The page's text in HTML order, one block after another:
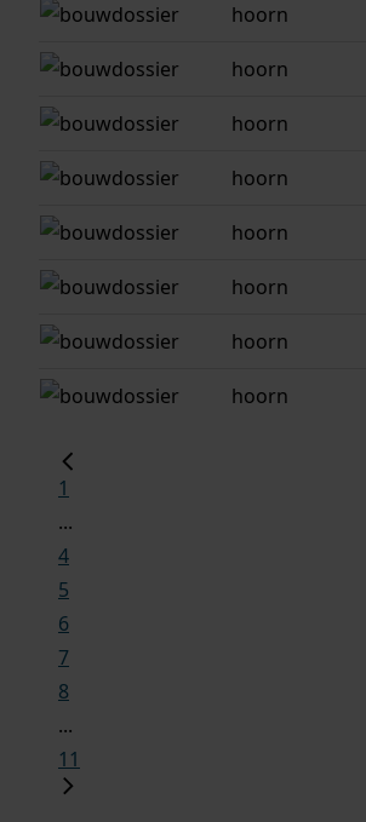
hoorn
hoorn
hoorn
hoorn
hoorn
hoorn
hoorn
hoorn
1
...
4
5
6
7
8
...
11